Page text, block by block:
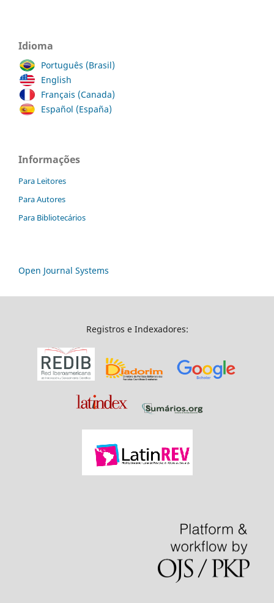
Idioma
Português (Brasil)
English
Français (Canada)
Español (España)
Informações
Para Leitores
Para Autores
Para Bibliotecários
Open Journal Systems
Registros e Indexadores: